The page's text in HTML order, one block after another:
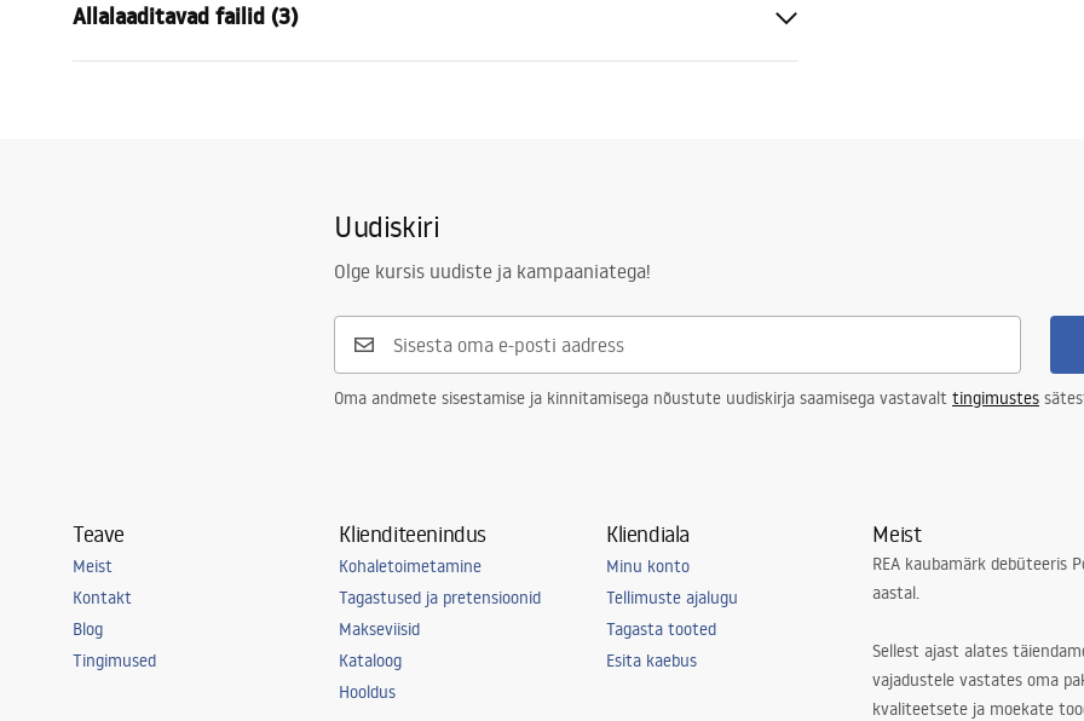
Materjal
Värv
Must
Allalaaditavad failid (3)
Uudiskiri
Olge kursis uudiste ja kampaaniatega!
Oma andmete sisestamise ja kinnitamisega nõustute uudiskirja saamisega vastavalt tingimustes
Teave
Meist
Kontakt
Blog
Tingimused
Klienditeenindus
Kohaletoimetamine
Tagastused ja pretensioonid
Makseviisid
Kataloog
Hooldus
Kliendiala
Minu konto
Tellimuste ajalugu
Tagasta tooted
Esita kaebus
Meist
REA kaubamärk debüteeris
aastal.
Sellest ajast alates
vajadustele vastates oma
kvaliteetsete ja moekate